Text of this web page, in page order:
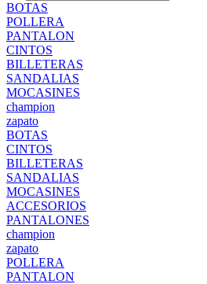
BOTAS
POLLERA
PANTALON
CINTOS
BILLETERAS
SANDALIAS
MOCASINES
champion
zapato
BOTAS
CINTOS
BILLETERAS
SANDALIAS
MOCASINES
ACCESORIOS
PANTALONES
champion
zapato
POLLERA
PANTALON